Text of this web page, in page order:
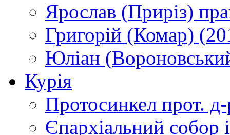
Ярослав (Приріз)
Григорій (Комар)
Юліан
Курія
Протосинкел прот.
Єпархіальний собор